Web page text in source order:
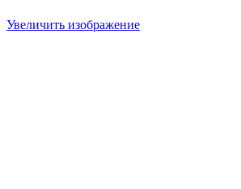
Увеличить изображение